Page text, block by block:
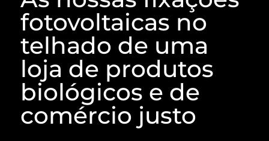
fotovoltaicas no
telhado de uma
loja de produtos
biológicos e de
comércio justo